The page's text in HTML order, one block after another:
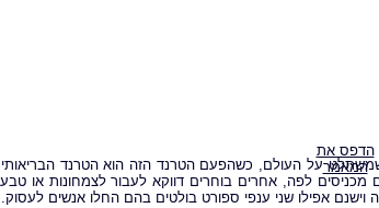
הדפס את
המאמרעל העולם, כשהפעם הטרנד הזה הוא הטרנד
מכניסים לפה, אחרים בוחרים דווקא לעבור לצמחונות או
וישנם אפילו שני ענפי ספורט בולטים בהם החלו אנשים לעסוק.